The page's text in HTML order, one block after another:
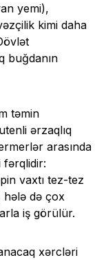
yemi),
kimi daha
buğdanın
təmin
ərzaqlıq
arasında
fərqlidir:
vaxtı tez-tez
hələ də çox
iş görülür.
xərcləri